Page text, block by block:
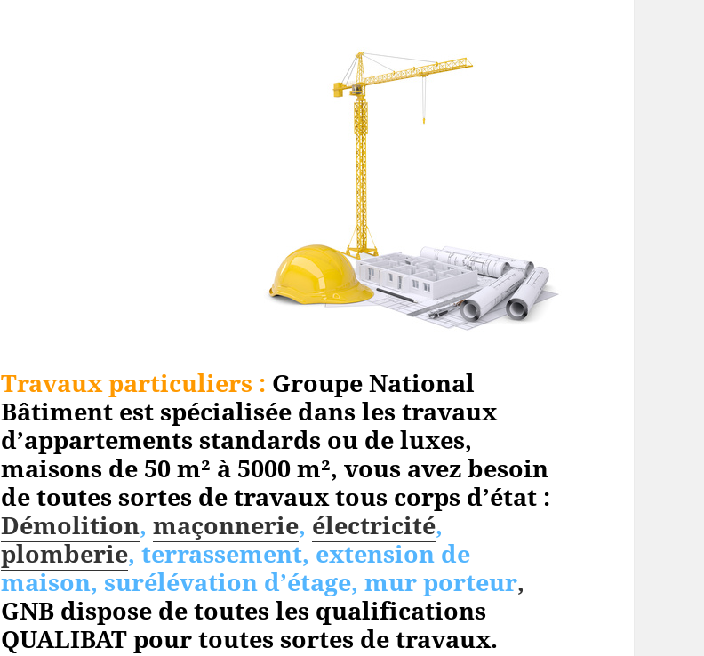
Travaux particuliers : Groupe National
Bâtiment est spécialisée dans les travaux
d’appartements standards ou de luxes,
maisons de 50 m² à 5000 m², vous avez besoin
de toutes sortes de travaux tous corps d’état :
Démolition,maçonnerie, électricité,
plomberie, terrassement, extension de
maison, surélévation d’étage, mur porteur,
GNB dispose de toutes les qualifications
QUALIBAT pour toutes sortes de travaux.